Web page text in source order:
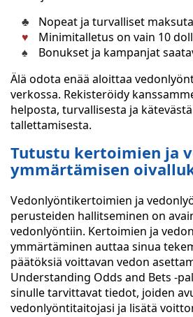
Nopeat ja turvalliset
Minimitalletus on vain 10
Bonukset ja kampanjat
Älä odota enää aloittaa
verkossa. Rekisteröidy
helposta, turvallisesta ja
tallettamisesta.
Tutustu kertoimien ja
ymmärtämisen
Vedonlyöntikertoimien ja
perusteiden hallitseminen on
vedonlyöntiin. Kertoimien ja
ymmärtäminen auttaa sinua
päätöksiä voittavan vedon
Understanding Odds and Bets -
sinulle tarvittavat tiedot, joiden
vedonlyöntitaitojasi ja lisätä